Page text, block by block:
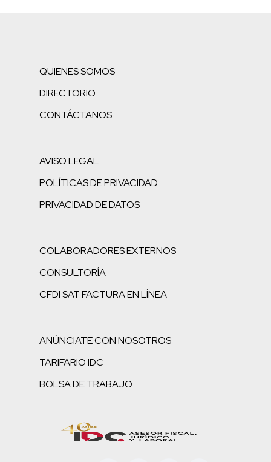
QUIENES SOMOS
DIRECTORIO
CONTÁCTANOS
AVISO LEGAL
POLÍTICAS DE PRIVACIDAD
PRIVACIDAD DE DATOS
COLABORADORES EXTERNOS
CONSULTORÍA
CFDI SAT FACTURA EN LÍNEA
ANÚNCIATE CON NOSOTROS
TARIFARIO IDC
BOLSA DE TRABAJO